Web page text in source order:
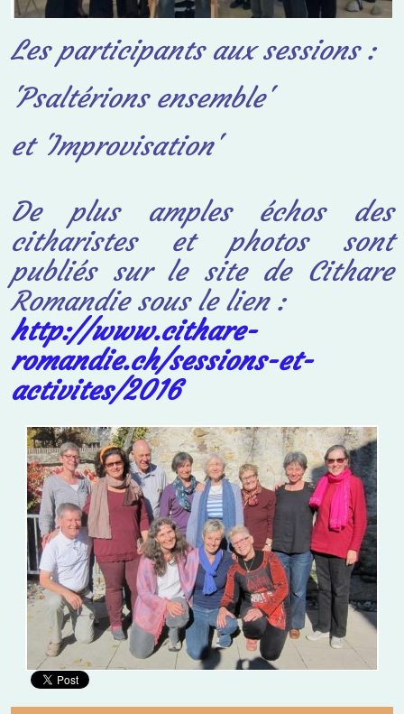
Les participants aux sessions :
'Psaltérions ensemble'
et 'Improvisation'
De plus amples échos des
citharistes et photos sont
publiés sur le site de Cithare
Romandie sous le lien :
http://www.cithare-
romandie.ch/sessions-et-
activites/2016